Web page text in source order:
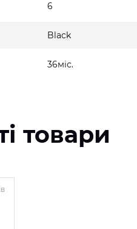
6
Black
36міс.
товари